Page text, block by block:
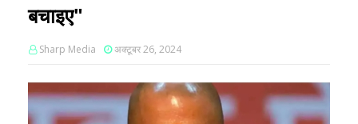
बचाइए"
Sharp Media अक्टूबर 26, 2024